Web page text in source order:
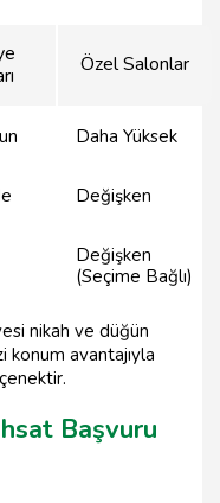
Özel Salonlar
Daha Yüksek
Değişken
Değişken
(Seçime Bağlı)
nikah ve düğün
konum avantajıyla
Başvuru